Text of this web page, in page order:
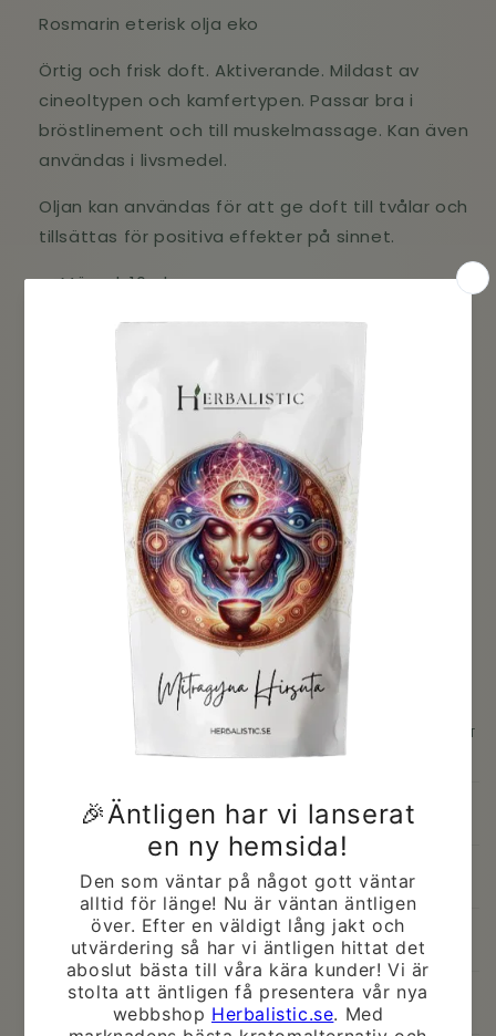
Rosmarin eterisk olja eko
Örtig och frisk doft. Aktiverande. Mildast av
cineoltypen och kamfertypen. Passar bra i
bröstlinement och till muskelmassage. Kan även
användas i livsmedel.
Oljan kan användas för att ge doft till tvålar och
tillsättas för positiva effekter på sinnet.
Mängd: 10ml
Varumärke: Crearome
Veganvänlig: Ja
Glutenfri: Ja
SUPREMESPECIOSAS KRATOM PULVER ÄR TILLVERKAD AV 100 %
EKOLOGISKA MITRAGYNA SPECIOSA-BLAD. MOGNA LÖV
HANDPLOCKAS OCH TORKAS FÖRSIKTIGT UTAN NÅGRA
TILLSATSER OCH MALS NER. EFTER ATT DE TORKADE BLADEN HAR
MALTS NER TILL SILKESLENT PULVER TESTAS DE FÖR EVENTUELLA
FÖRORENINGAR OCH FÖRPACKAS I LUFTTÄTA PÅSAR.
VI KÖPER DIREKT FRÅN KÄLLAN TILL DEN ALLRA BÄSTA
KVALITETEN PÅ KRATOM. VÅRAT KRATOM SKICKAS DIREKT TILL
OSS UTAN NÅGRA MELLANHÄNDER OCH PÅ SÅ SÄTT
SÄKERSTÄLLER VI DE MEST FRÄSCHA OCH POTENTA AROMERNA
FÖR VÅRA KUNDER.
LEVERANTÖRER OCH LAGERHANTERING ÄR NOGA UTVALD FÖR ATT
Labbtestad
Mitragyna Speciosa
Nano Pulver
Ekologisk